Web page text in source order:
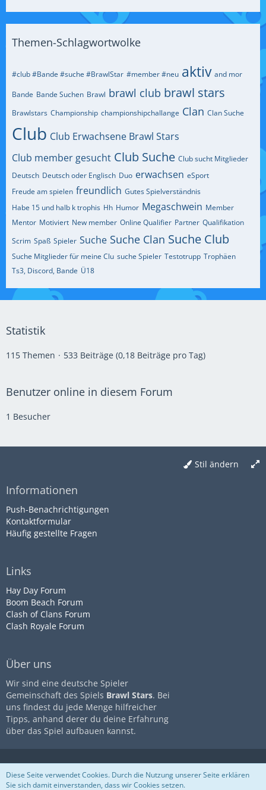
Themen-Schlagwortwolke
#club #Bande #suche #BrawlStar #member #neu aktiv and mor
Bande Bande Suchen Brawl brawl club brawl stars
Brawlstars Championship championshipchallange Clan Clan Suche
Club Club Erwachsene Brawl Stars
Club member gesucht Club Suche Club sucht Mitglieder
Deutsch Deutsch oder Englisch Duo erwachsen eSport
Freude am spielen freundlich Gutes Spielverständnis
Habe 15 und halb k trophis Hh Humor Megaschwein Member
Mentor Motiviert New member Online Qualifier Partner Qualifikation
Scrim Spaß Spieler Suche Suche Clan Suche Club
Suche Mitglieder für meine Clu suche Spieler Testotrupp Trophäen
Ts3, Discord, Bande Ü18
Statistik
115 Themen 533 Beiträge (0,18 Beiträge pro Tag)
Benutzer online in diesem Forum
1 Besucher
Stil ändern
Informationen
Push-Benachrichtigungen
Kontaktformular
Häufig gestellte Fragen
Links
Hay Day Forum
Boom Beach Forum
Clash of Clans Forum
Clash Royale Forum
Über uns
Wir sind eine deutsche Spieler
Gemeinschaft des Spiels Brawl Stars. Bei
uns findest du jede Menge hilfreicher
Tipps, anhand derer du deine Erfahrung
über das Spiel aufbauen kannst.
Diese Seite ist nicht mit dem
UnternehmenSupercellassoziiert
Impressum
Datenschutz
Nutzungsbestimmungen
Diese Seite verwendet Cookies. Durch die Nutzung unserer Seite erklären
Sie sich damit einverstanden, dass wir Cookies setzen.